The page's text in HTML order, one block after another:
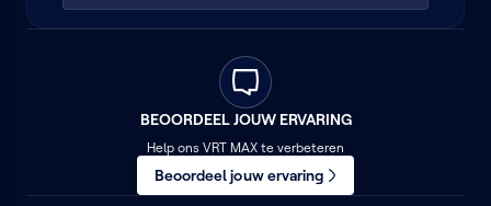
BEOORDEEL JOUW ERVARING
Help ons VRT MAX te verbeteren
Beoordeel jouw ervaring